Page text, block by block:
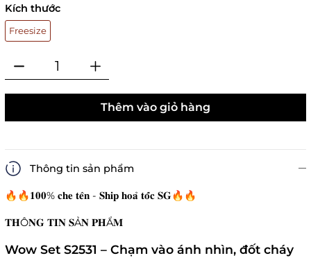
Kích thước
Freesize
Thêm vào giỏ hàng
Thông tin sản phẩm
🔥🔥𝟏𝟎𝟎% 𝐜𝐡𝐞 𝐭𝐞̂𝐧 - 𝐒𝐡𝐢𝐩 𝐡𝐨𝐚̉ 𝐭𝐨̂́𝐜 𝐒𝐆🔥🔥
𝐓𝐇Ô𝐍𝐆 𝐓𝐈𝐍 𝐒Ả𝐍 𝐏𝐇Ẩ𝐌
Wow Set S2531 – Chạm vào ánh nhìn, đốt cháy